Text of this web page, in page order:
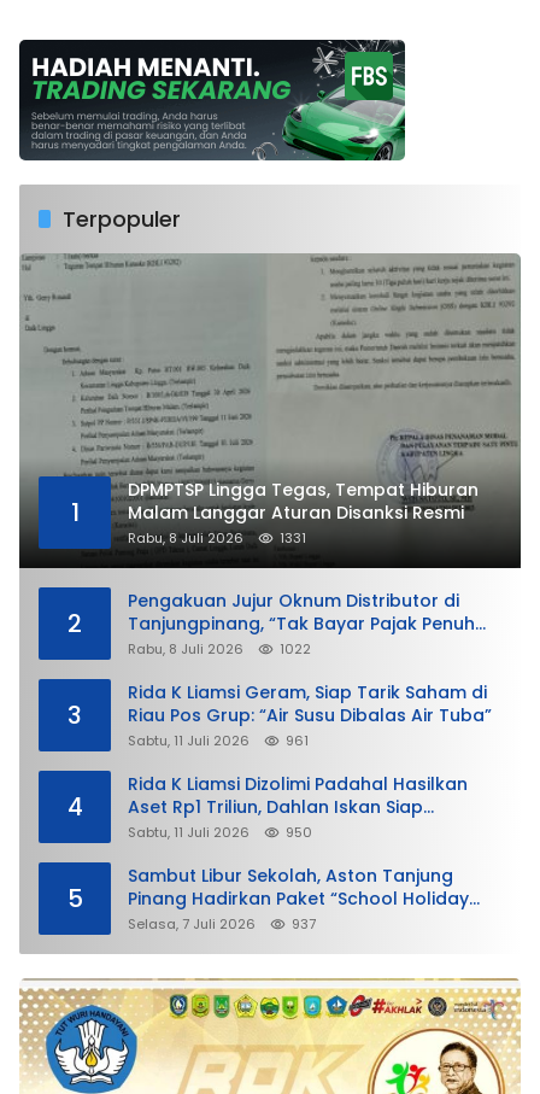
Terpopuler
1
DPMPTSP Lingga Tegas, Tempat Hiburan
Malam Langgar Aturan Disanksi Resmi
Rabu, 8 Juli 2026 1331
2
Pengakuan Jujur Oknum Distributor di
Tanjungpinang, “Tak Bayar Pajak Penuh
demi Untung”
Rabu, 8 Juli 2026 1022
3
Rida K Liamsi Geram, Siap Tarik Saham di
Riau Pos Grup: “Air Susu Dibalas Air Tuba”
Sabtu, 11 Juli 2026 961
4
Rida K Liamsi Dizolimi Padahal Hasilkan
Aset Rp1 Triliun, Dahlan Iskan Siap
Membela
Sabtu, 11 Juli 2026 950
5
Sambut Libur Sekolah, Aston Tanjung
Pinang Hadirkan Paket “School Holiday
Getaway”
Selasa, 7 Juli 2026 937